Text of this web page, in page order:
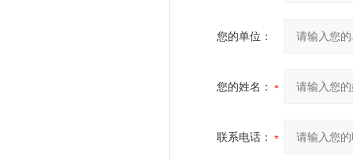
您的单位：
您的姓名：
联系电话：